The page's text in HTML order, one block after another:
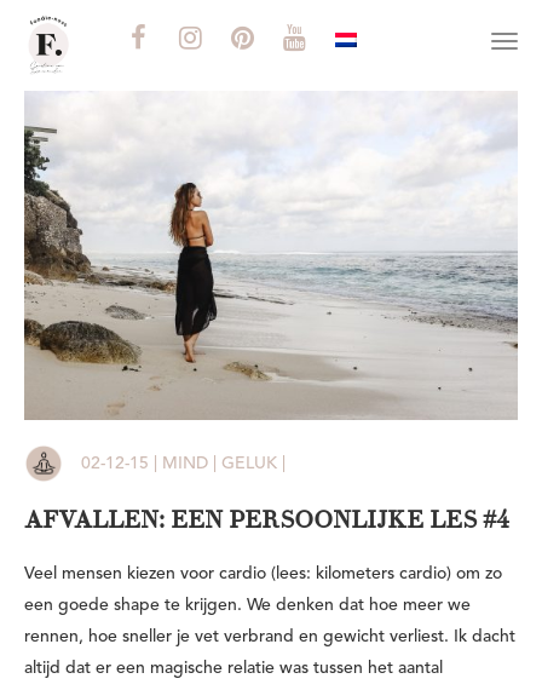
02-12-15 | MIND | GELUK |
AFVALLEN: EEN PERSOONLIJKE LES #4
Veel mensen kiezen voor cardio (lees: kilometers cardio) om zo
een goede shape te krijgen. We denken dat hoe meer we
rennen, hoe sneller je vet verbrand en gewicht verliest. Ik dacht
altijd dat er een magische relatie was tussen het aantal